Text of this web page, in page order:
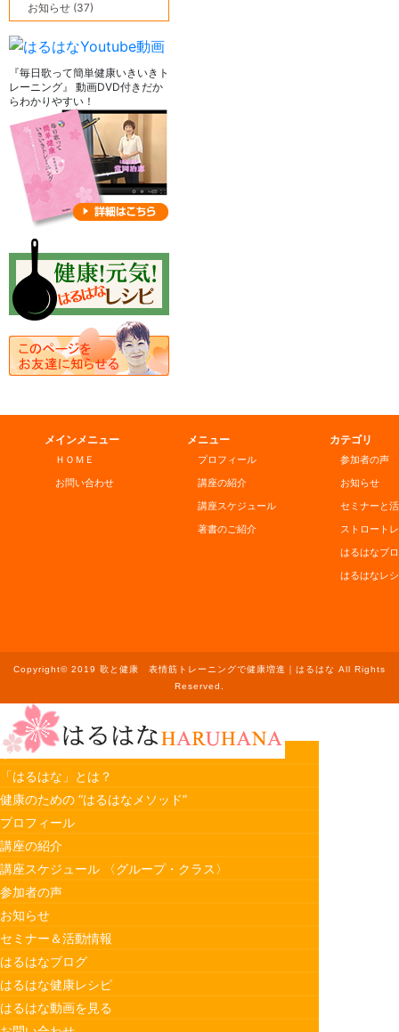
お知らせ (37)
『毎日歌って簡単健康いきいきト
レーニング』 動画DVD付きだか
らわかりやすい！
メインメニュー
ＨＯＭＥ
お問い合わせ
メニュー
プロフィール
講座の紹介
講座スケジュール
著書のご紹介
カテゴリ
参加者の声
お知らせ
セミナーと
ストロート
はるはなブ
はるはなレ
Copyright© 2019 歌と健康 表情筋トレーニングで健康増進｜はるはな All Rights
Reserved.
ホーム
「はるはな」とは？
健康のための “はるはなメソッド”
プロフィール
講座の紹介
講座スケジュール 〈グループ・クラス〉
参加者の声
お知らせ
セミナー＆活動情報
はるはなブログ
はるはな健康レシピ
はるはな動画を見る